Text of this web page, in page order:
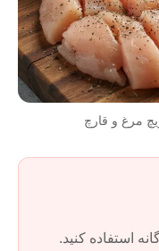
مرغ و قارچ
استفاده کنید.